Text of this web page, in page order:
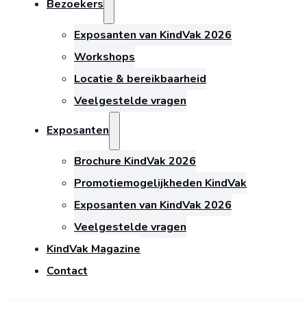
Bezoekers
Exposanten van KindVak 2026
Workshops
Locatie & bereikbaarheid
Veelgestelde vragen
Exposanten
Brochure KindVak 2026
Promotiemogelijkheden KindVak
Exposanten van KindVak 2026
Veelgestelde vragen
KindVak Magazine
Contact